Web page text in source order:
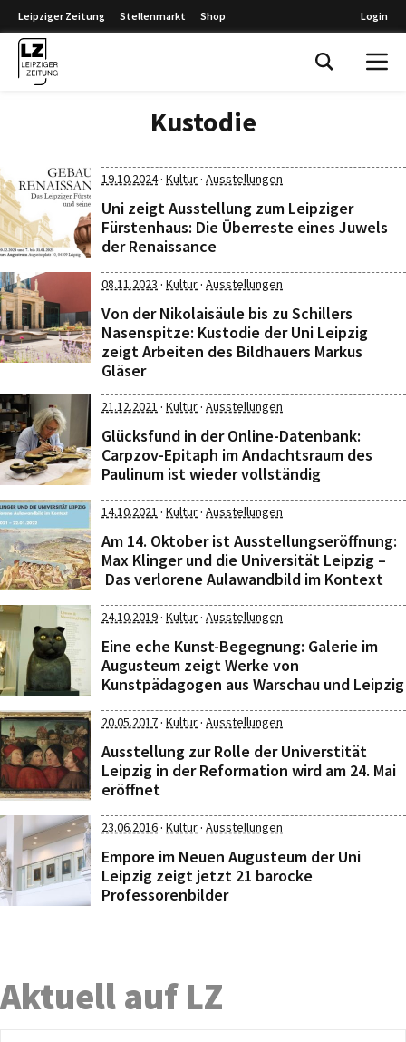
Leipziger Zeitung Stellenmarkt Shop Login
Kustodie
19.10.2024· Kultur· Ausstellungen
Uni zeigt Ausstellung zum Leipziger
Fürstenhaus: Die Überreste eines Juwels
der Renaissance
08.11.2023 · Kultur· Ausstellungen
Von der Nikolaisäule bis zu Schillers
Nasenspitze: Kustodie der Uni Leipzig
zeigt Arbeiten des Bildhauers Markus
Gläser
21.12.2021 · Kultur· Ausstellungen
Glücksfund in der Online-Datenbank:
Carpzov-Epitaph im Andachtsraum des
Paulinum ist wieder vollständig
14.10.2021 · Kultur· Ausstellungen
Am 14. Oktober ist Ausstellungseröffnung:
Max Klinger und die Universität Leipzig –
Das verlorene Aulawandbild im Kontext
24.10.2019· Kultur· Ausstellungen
Eine eche Kunst-Begegnung: Galerie im
Augusteum zeigt Werke von
Kunstpädagogen aus Warschau und Leipzig
20.05.2017· Kultur· Ausstellungen
Ausstellung zur Rolle der Universtität
Leipzig in der Reformation wird am 24. Mai
eröffnet
23.06.2016· Kultur· Ausstellungen
Empore im Neuen Augusteum der Uni
Leipzig zeigt jetzt 21 barocke
Professorenbilder
Aktuell auf LZ